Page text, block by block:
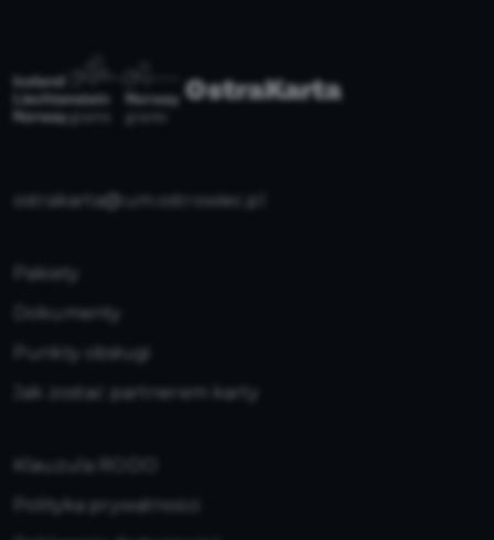
ostrakarta@um.ostrowiec.pl
Pakiety
Dokumenty
Punkty obsługi
Jak zostać partnerem karty
Klauzula RODO
Polityka prywatności